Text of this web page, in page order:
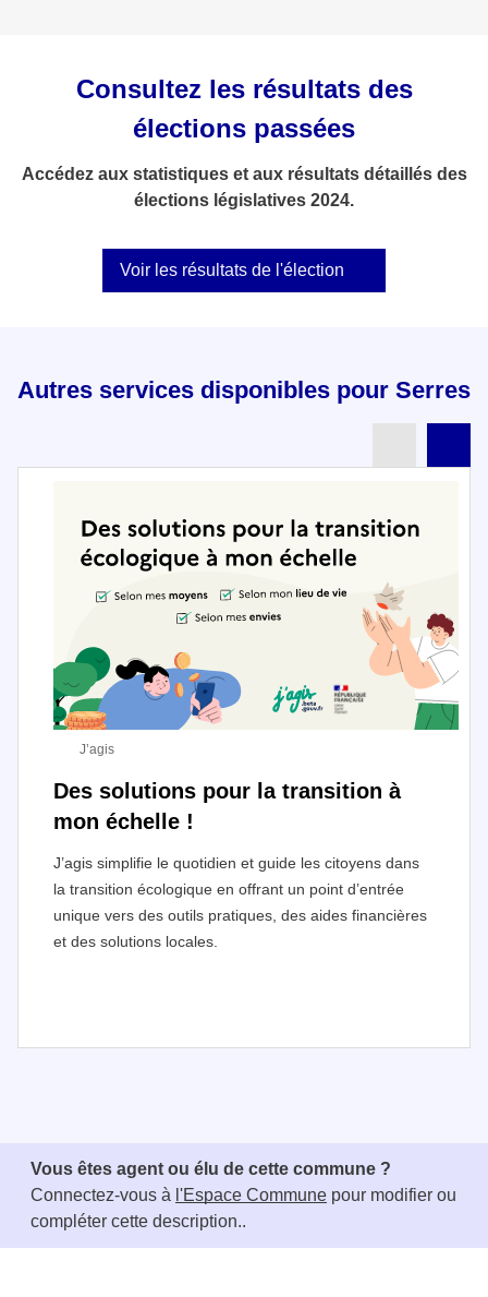
Consultez les résultats des
élections passées
Accédez aux statistiques et aux résultats détaillés des
élections législatives 2024.
Voir les résultats de l'élection
Autres services disponibles pour Serres
Des solutions pour la transition à
mon échelle !
J’agis simplifie le quotidien et guide les citoyens dans
la transition écologique en offrant un point d’entrée
unique vers des outils pratiques, des aides financières
et des solutions locales.
J’agis
Vous êtes agent ou élu de cette commune ?
Connectez-vous à l'Espace Commune pour modifier ou
compléter cette description..